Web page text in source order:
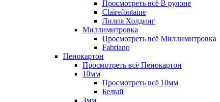
Просмотреть всё В рулоне
Clairefontaine
Лилия Холдинг
Миллимитровка
Просмотреть всё Миллимитровка
Fabriano
Пенокартон
Просмотреть всё Пенокартон
10мм
Просмотреть всё 10мм
Белый
3мм